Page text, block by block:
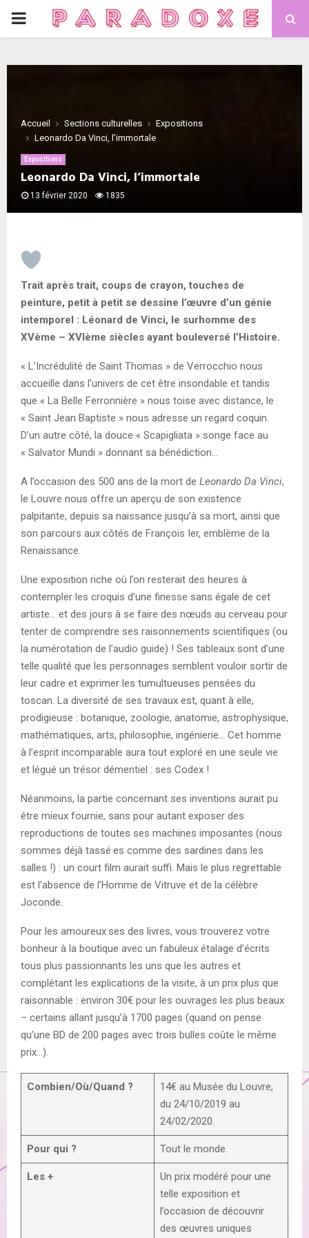
PRIMARY
Accueil Sections culturelles
Expositions
Leonardo Da Vinci, l’immortale
Expositions
Leonardo Da Vinci, l’immortale
13 février 2020 1835
Trait après trait, coups de crayon, touches de
peinture, petit à petit se dessine l’œuvre d’un génie
intemporel : Léonard de Vinci, le surhomme des
XVème – XVIème siècles ayant bouleversé l’Histoire.
« L’Incrédulité de Saint Thomas » de Verrocchio nous
accueille dans l’univers de cet être insondable et tandis
que « La Belle Ferronnière » nous toise avec distance, le
« Saint Jean Baptiste » nous adresse un regard coquin.
D’un autre côté, la douce « Scapigliata » songe face au
« Salvator Mundi » donnant sa bénédiction…
A l’occasion des 500 ans de la mort de Leonardo Da Vinci,
le Louvre nous offre un aperçu de son existence
palpitante, depuis sa naissance jusqu’à sa mort, ainsi que
son parcours aux côtés de François Ier, emblème de la
Renaissance.
Une exposition riche où l’on resterait des heures à
contempler les croquis d’une finesse sans égale de cet
artiste… et des jours à se faire des nœuds au cerveau pour
tenter de comprendre ses raisonnements scientifiques (ou
la numérotation de l’audio guide) ! Ses tableaux sont d’une
telle qualité que les personnages semblent vouloir sortir de
leur cadre et exprimer les tumultueuses pensées du
toscan. La diversité de ses travaux est, quant à elle,
prodigieuse : botanique, zoologie, anatomie, astrophysique,
mathématiques, arts, philosophie, ingénierie… Cet homme
à l’esprit incomparable aura tout exploré en une seule vie
et légué un trésor démentiel : ses Codex !
Néanmoins, la partie concernant ses inventions aurait pu
être mieux fournie, sans pour autant exposer des
reproductions de toutes ses machines imposantes (nous
sommes déjà tassé·es comme des sardines dans les
salles !) : un court film aurait suffi. Mais le plus regrettable
est l’absence de l’Homme de Vitruve et de la célèbre
Joconde.
Pour les amoureux·ses des livres, vous trouverez votre
bonheur à la boutique avec un fabuleux étalage d’écrits
tous plus passionnants les uns que les autres et
complétant les explications de la visite, à un prix plus que
raisonnable : environ 30€ pour les ouvrages les plus beaux
– certains allant jusqu’à 1700 pages (quand on pense
qu’une BD de 200 pages avec trois bulles coûte le même
prix…).
Combien/Où/Quand ?
14€ au Musée du Louvre,
du 24/10/2019 au
24/02/2020.
Pour qui ? Tout le monde.
Les +
Un prix modéré pour une
telle exposition et
l’occasion de découvrir
des œuvres uniques